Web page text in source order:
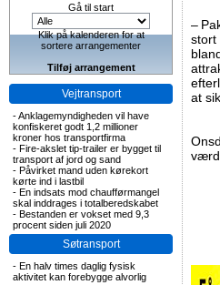
Gå til start
Klik på kalenderen for at
sortere arrangementer
Tilføj arrangement
Vejtransport
-Anklagemyndigheden vil have
konfiskeret godt 1,2 millioner
kroner hos transportfirma
- Fire-akslet tip-trailer er bygget til
transport af jord og sand
- Påvirket mand uden kørekort
kørte ind i lastbil
- En indsats mod chaufførmangel
skal inddrages i totalberedskabet
- Bestanden er vokset med 9,3
procent siden juli 2020
Søtransport
- En halv times daglig fysisk
aktivitet kan forebygge alvorlig
–
stort
at